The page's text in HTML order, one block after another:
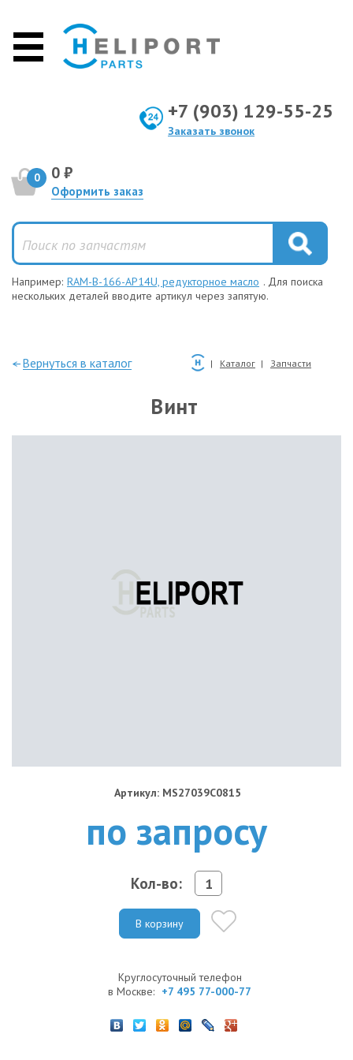
+7 (903) 129-55-25
Заказать звонок
0 0 ₽
Оформить заказ
Например: RAM-B-166-AP14U, редукторное масло . Для поиска
нескольких деталей вводите артикул через запятую.
—Вернуться в каталог Каталог Запчасти
Винт
Артикул: MS27039C0815
по запросу
Кол-во:
В корзину
Круглосуточный телефон
в Москве: +7 495 77-000-77